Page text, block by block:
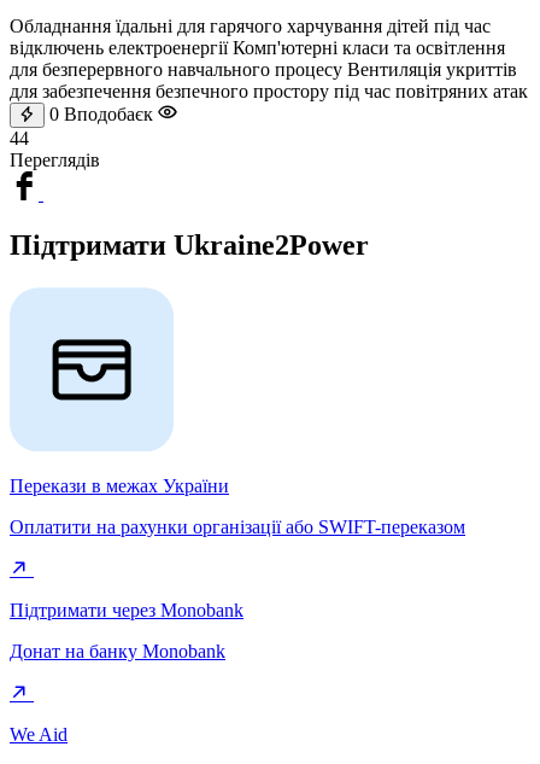
Обладнання їдальні для гарячого харчування дітей під час
відключень електроенергії Комп'ютерні класи та освітлення
для безперервного навчального процесу Вентиляція укриттів
для забезпечення безпечного простору під час повітряних атак
0 Вподобаєк
44
Переглядів
Підтримати Ukraine2Power
Перекази в межах України
Оплатити на рахунки організації або SWIFT-переказом
Підтримати через Monobank
Донат на банку Monobank
We Aid